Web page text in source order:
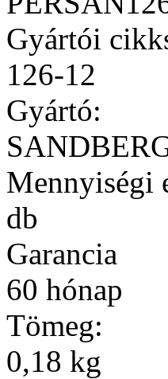
Gyártói
126-12
Gyártó:
Mennyiségi
db
Garancia
60 hónap
Tömeg:
0,18 kg